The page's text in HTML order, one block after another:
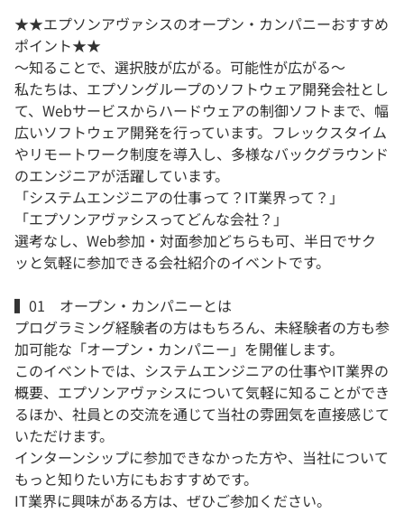
★★エプソンアヴァシスのオープン・カンパニーおすすめ
ポイント★★
〜知ることで、選択肢が広がる。可能性が広がる〜
私たちは、エプソングループのソフトウェア開発会社とし
て、Webサービスからハードウェアの制御ソフトまで、幅
広いソフトウェア開発を行っています。フレックスタイム
やリモートワーク制度を導入し、多様なバックグラウンド
のエンジニアが活躍しています。
「システムエンジニアの仕事って？IT業界って？」
「エプソンアヴァシスってどんな会社？」
選考なし、Web参加・対面参加どちらも可、半日でサク
ッと気軽に参加できる会社紹介のイベントです。
▍01 オープン・カンパニーとは
プログラミング経験者の方はもちろん、未経験者の方も参
加可能な「オープン・カンパニー」を開催します。
このイベントでは、システムエンジニアの仕事やIT業界の
概要、エプソンアヴァシスについて気軽に知ることができ
るほか、社員との交流を通じて当社の雰囲気を直接感じて
いただけます。
インターンシップに参加できなかった方や、当社について
もっと知りたい方にもおすすめです。
IT業界に興味がある方は、ぜひご参加ください。